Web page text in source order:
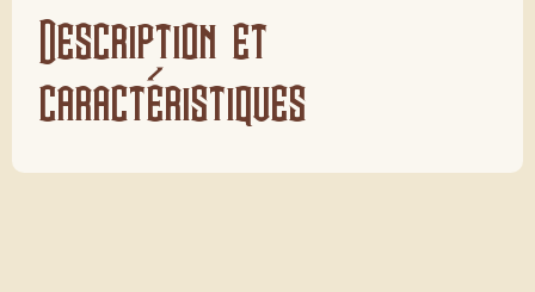
Description et
caractéristiques